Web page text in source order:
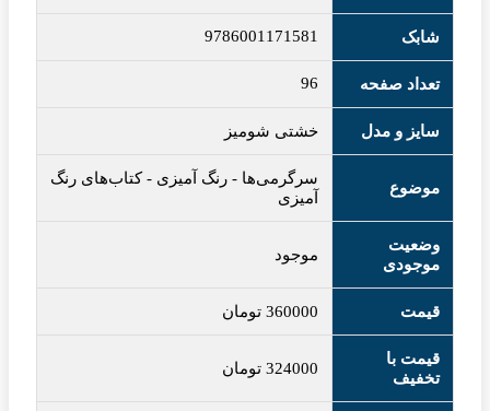
شابک 9786001171581
تعداد صفحه 96
سایز و مدل خشتی شومیز
موضوع
سرگرمی‌ها - رنگ آمیزی -کتاب‌های رنگ
آمیزی
وضعیت
موجودی
موجود
قیمت 360000 تومان
قیمت با
تخفیف
324000 تومان